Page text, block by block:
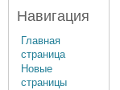
Навигация
Главная
страница
Новые
страницы